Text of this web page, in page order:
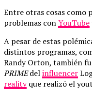
Entre otras cosas como
problemas conYouTube
A pesar de estas
distintos programas,
Randy Orton, también
PRIMEdelinfluencer
realityque realizó el